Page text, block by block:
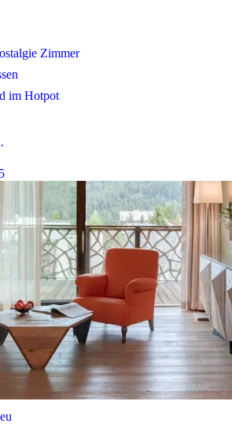
Zimmer
im Hotpot
·